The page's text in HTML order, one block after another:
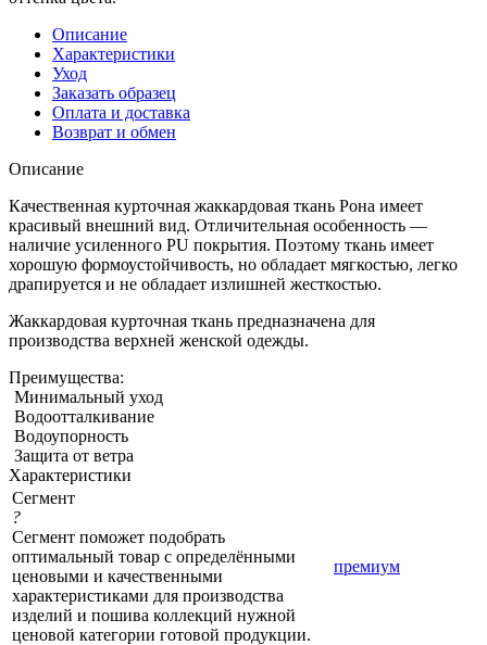
Описание
Характеристики
Уход
Заказать образец
Оплата и доставка
Возврат и обмен
Описание
Качественная курточная жаккардовая ткань Рона имеет
красивый внешний вид. Отличительная особенность ―
наличие усиленного PU покрытия. Поэтому ткань имеет
хорошую формоустойчивость, но обладает мягкостью, легко
драпируется и не обладает излишней жесткостью.
Жаккардовая курточная ткань предназначена для
производства верхней женской одежды.
Преимущества:
Минимальный уход
Водоотталкивание
Водоупорность
Защита от ветра
Характеристики
Сегмент
?
Сегмент поможет подобрать
оптимальный товар с определёнными
ценовыми и качественными
характеристиками для производства
изделий и пошива коллекций нужной
ценовой категории готовой продукции.
премиум